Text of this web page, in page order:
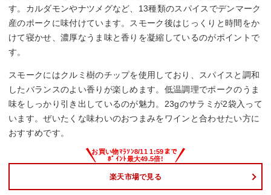
す。カルダモンやナツメグなど、13種類のスパイスでデンマーク
産のポークに味付けています。スモーク後はじっくりと時間をか
けて寝かせ、濃厚なうま味と香りを凝縮しているのがポイントで
す。
スモークにはクルミ樹のチップを使用しており、スパイスと調和
したバランスのよい香りが楽しめます。低温調理でポークのうま
味をしっかり引き出しているのが魅力。23gのサラミが2袋入って
います。ぜいたくな味わいのおつまみをワインと合わせたい方に
おすすめです。
楽天市場で見る